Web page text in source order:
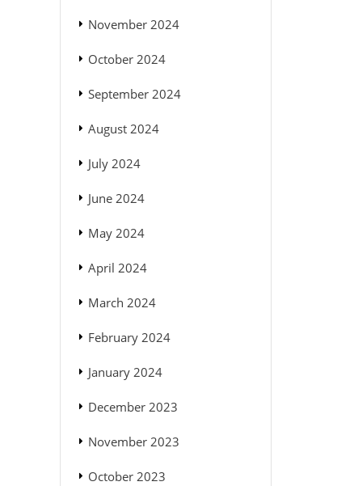
November 2024
October 2024
September 2024
August 2024
July 2024
June 2024
May 2024
April 2024
March 2024
February 2024
January 2024
December 2023
November 2023
October 2023